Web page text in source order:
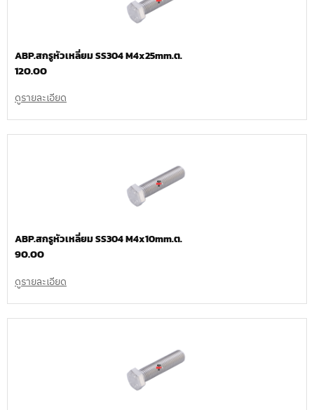
ABP.สกรูหัวเหลี่ยม SS304 M4x25mm.ต.
120.00
ดูรายละเอียด
ABP.สกรูหัวเหลี่ยม SS304 M4x10mm.ต.
90.00
ดูรายละเอียด